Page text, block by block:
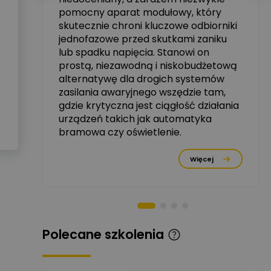
Ekspert ABB
Ekspert, ABB Zadaj pytanie
Michał Szulborski
Ekspert ETI - Dr inż. w
dziedzinie Aparatów
Elektrycznych / Senior
R&D Scientist / Product
Manager
Zadaj pytanie
Tomasz Dźwigała
Ekspert Menadżer
Piotr Muskała
Ekspert Specjalista ds
pomocny aparat modułowy, który
skutecznie chroni kluczowe odbiorniki
jednofazowe przed skutkami zaniku
lub spadku napięcia. Stanowi on
prostą, niezawodną i niskobudżetową
alternatywę dla drogich systemów
zasilania awaryjnego wszędzie tam,
gdzie krytyczna jest ciągłość działania
urządzeń takich jak automatyka
bramowa czy oświetlenie.
Więcej
Polecane szkolenia